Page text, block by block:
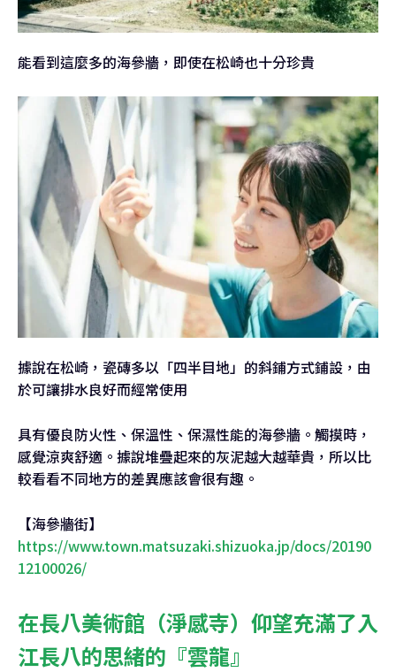
能看到這麼多的海參牆，即使在松崎也十分珍貴
據說在松崎，瓷磚多以「四半目地」的斜鋪方式鋪設，由
於可讓排水良好而經常使用
具有優良防火性、保溫性、保濕性能的海參牆。觸摸時，
感覺涼爽舒適。據說堆疊起來的灰泥越大越華貴，所以比
較看看不同地方的差異應該會很有趣。
【海參牆街】
https://www.town.matsuzaki.shizuoka.jp/docs/20190
12100026/
在長八美術館（淨感寺）仰望充滿了入
江長八的思緒的『雲龍』